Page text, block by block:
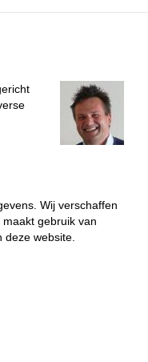
Wij verschaffen
gebruik van
website.